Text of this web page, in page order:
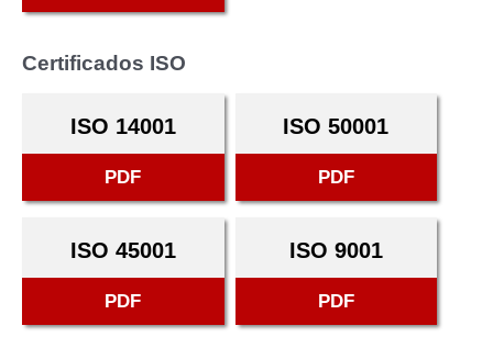
Certificados ISO
ISO 14001
PDF
ISO 50001
PDF
ISO 45001
PDF
ISO 9001
PDF